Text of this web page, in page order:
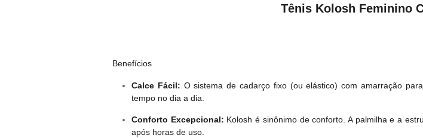
Tênis Kolosh Feminino
Benefícios
Calce Fácil: O sistema de cadarço fixo (ou elástico) com amarração
tempo no dia a dia.
Conforto Excepcional: Kolosh é sinônimo de conforto. A palmilha e a
após horas de uso.